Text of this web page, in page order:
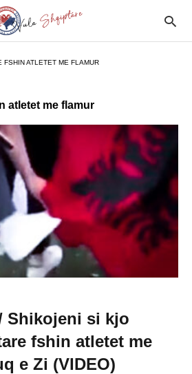
FSHIN ATLETET ME FLAMUR
atletet me flamur
Shikojeni si kjo
fshin atletet me
e Zi (VIDEO)